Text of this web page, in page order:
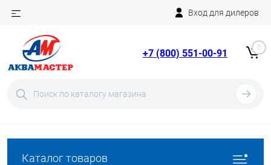
Вход для дилеров
+7 (800) 551-00-91 0
Каталог товаров